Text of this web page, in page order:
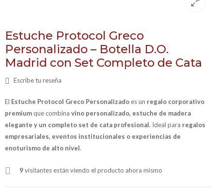
Estuche Protocol Greco
Personalizado – Botella D.O.
Madrid con Set Completo de Cata
Escribe tu reseña
El Estuche Protocol Greco Personalizado es un regalo corporativo
premiumque combina vino personalizado, estuche de madera
elegante y un completo set de cata profesional. Ideal para regalos
empresariales, eventos institucionales o experiencias de
enoturismo de alto nivel.
9visitantes están viendo el producto ahora mismo